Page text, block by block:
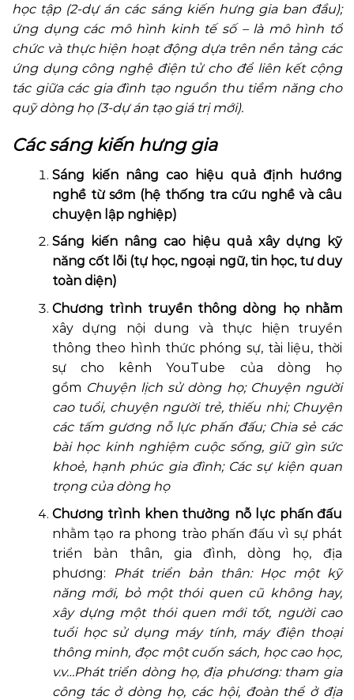
học tập (2-dự án các sáng kiến hưng gia ban đầu);
ứng dụng các mô hình kinh tế số – là mô hình tổ
chức và thực hiện hoạt động dựa trên nền tảng các
ứng dụng công nghệ điện tử cho để liên kết cộng
tác giữa các gia đình tạo nguồn thu tiềm năng cho
quỹ dòng họ (3-dự án tạo giá trị mới).
Các sáng kiến hưng gia
Sáng kiến nâng cao hiệu quả định hướng
nghề từ sớm (hệ thống tra cứu nghề và câu
chuyện lập nghiệp)
Sáng kiến nâng cao hiệu quả xây dựng kỹ
năng cốt lõi (tự học, ngoại ngữ, tin học, tư duy
toàn diện)
Chương trình truyền thông dòng họ nhằm
xây dựng nội dung và thực hiện truyền
thông theo hình thức phóng sự, tài liệu, thời
sự cho kênh YouTube của dòng họ
gồm Chuyện lịch sử dòng họ; Chuyện người
cao tuổi, chuyện người trẻ, thiếu nhi; Chuyện
các tấm gương nỗ lực phấn đấu; Chia sẻ các
bài học kinh nghiệm cuộc sống, giữ gìn sức
khoẻ, hạnh phúc gia đình; Các sự kiện quan
trọng của dòng họ
Chương trình khen thưởng nỗ lực phấn đấu
nhằm tạo ra phong trào phấn đấu vì sự phát
triển bản thân, gia đình, dòng họ, địa
phương:
Phát triển bản thân: Học một kỹ
năng mới, bỏ một thói quen cũ không hay,
xây dựng một thói quen mới tốt, người cao
tuổi học sử dụng máy tính, máy điện thoại
thông minh, đọc một cuốn sách, học cao học,
v.v…Phát triển dòng họ, địa phương: tham gia
công tác ở dòng họ, các hội, đoàn thể ở địa